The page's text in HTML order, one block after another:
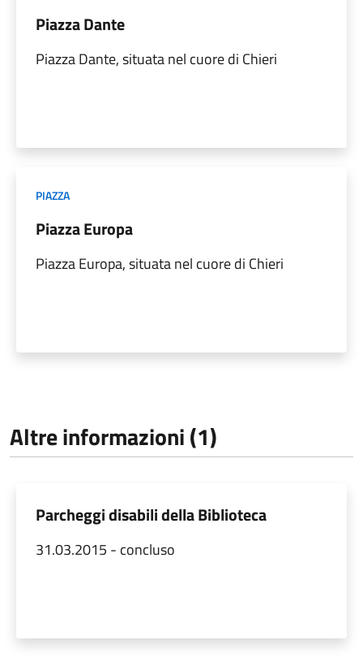
Piazza Dante
Piazza Dante, situata nel cuore di Chieri
PIAZZA
Piazza Europa
Piazza Europa, situata nel cuore di Chieri
Altre informazioni (1)
Parcheggi disabili della Biblioteca
31.03.2015 - concluso